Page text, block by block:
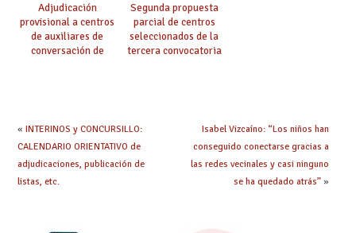
Adjudicación
provisional a centros
de auxiliares de
conversación de
Segunda propuesta
parcial de centros
seleccionados de la
tercera convocatoria
« INTERINOS y CONCURSILLO:
CALENDARIO ORIENTATIVO de
adjudicaciones, publicación de
listas, etc.
Isabel Vizcaíno: “Los niños han
conseguido conectarse gracias a
las redes vecinales y casi ninguno
se ha quedado atrás”»